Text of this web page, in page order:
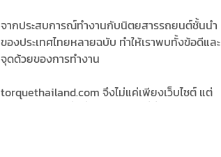
จากประสบการณ์ทำงานกับนิตยสารรถยนต์ชั้นนำ
ของประเทศไทยหลายฉบับ ทำให้เราพบทั้งข้อดีและ
จุดด้วยของการทำงาน
torquethailand.com จึงไม่แค่เพียงเว็บไซต์ แต่